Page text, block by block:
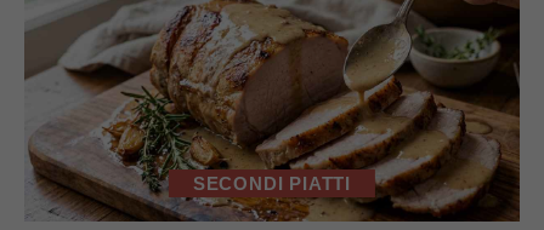
SECONDI PIATTI